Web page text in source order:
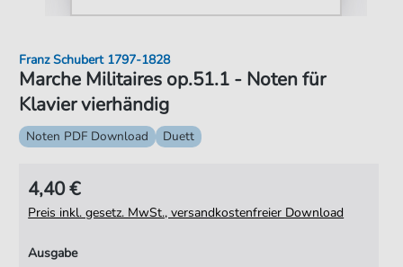
Marche Militaires op.51.1 - Noten für
Klavier vierhändig
Franz Schubert 1797-1828
Noten PDF Download Duett
4,40 €
Preis inkl. gesetz. MwSt., versandkostenfreier Download
Ausgabe